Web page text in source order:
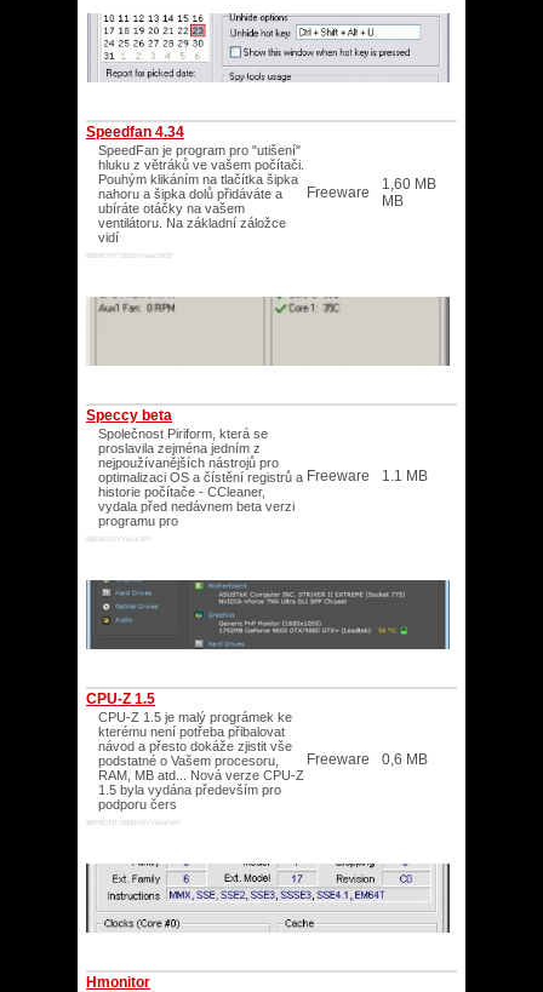
Speedfan 4.34
SpeedFan je program pro "utišení"
hluku z větráků ve vašem počítači.
Pouhým klikáním na tlačítka šipka
nahoru a šipka dolů přidáváte a
ubíráte otáčky na vašem
ventilátoru. Na základní záložce
vidí
98/ME/NT/2000/Vista/2003/
Freeware
1,60 MB
MB
Speccy beta
Společnost Piriform, která se
proslavila zejména jedním z
nejpoužívanějších nástrojů pro
optimalizaci OS a čístění registrů a
historie počítače - CCleaner,
vydala před nedávnem beta verzi
programu pro
98/ME/XP/Vista/XP/
Freeware 1.1 MB
CPU-Z 1.5
CPU-Z 1.5 je malý prográmek ke
kterému není potřeba přibalovat
návod a přesto dokáže zjistit vše
podstatné o Vašem procesoru,
RAM, MB atd... Nová verze CPU-Z
1.5 byla vydána především pro
podporu čers
98/ME/NT/2000/XP/Vista/XP/
Freeware 0,6 MB
Hmonitor